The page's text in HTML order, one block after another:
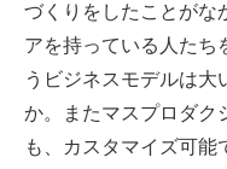
づくりをしたことがな
アを持っている人たち
うビジネスモデルは大
か。またマスプロダク
も、カスタマイズ可